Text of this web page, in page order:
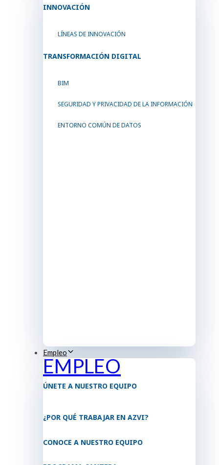
INNOVACIÓN
LÍNEAS DE INNOVACIÓN
TRANSFORMACIÓN DIGITAL
BIM
SEGURIDAD Y PRIVACIDAD DE LA INFORMACIÓN
ENTORNO COMÚN DE DATOS
Empleo
EMPLEO
ÚNETE A NUESTRO EQUIPO
¿POR QUÉ TRABAJAR EN AZVI?
CONOCE A NUESTRO EQUIPO